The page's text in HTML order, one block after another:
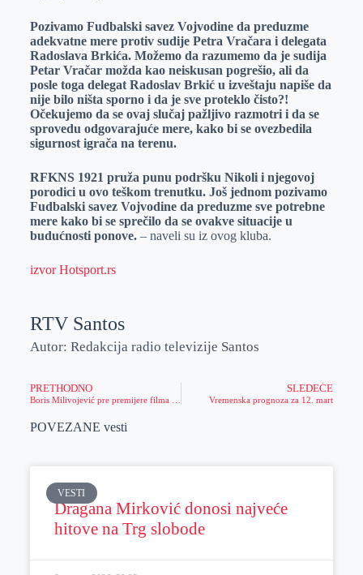
Pozivamo Fudbalski savez Vojvodine da preduzme
adekvatne mere protiv sudije Petra Vračara i delegata
Radoslava Brkića. Možemo da razumemo da je sudija
Petar Vračar možda kao neiskusan pogrešio, ali da
posle toga delegat Radoslav Brkić u izveštaju napiše da
nije bilo ništa sporno i da je sve proteklo čisto?!
Očekujemo da se ovaj slučaj pažljivo razmotri i da se
sprovedu odgovarajuće mere, kako bi se ovezbedila
sigurnost igrača na terenu.
RFKNS 1921 pruža punu podršku Nikoli i njegovoj
porodici u ovo teškom trenutku. Još jednom pozivamo
Fudbalski savez Vojvodine da preduzme sve potrebne
mere kako bi se sprečilo da se ovakve situacije u
budućnosti ponove.– naveli su iz ovog kluba.
izvor Hotsport.rs
RTV Santos
Autor: Redakcija radio televizije Santos
PRETHODNO SLEDEĆE
Vremenska prognoza za 12. mart
POVEZANE vesti
VESTI
Dragana Mirković donosi najveće
hitove na Trg slobode